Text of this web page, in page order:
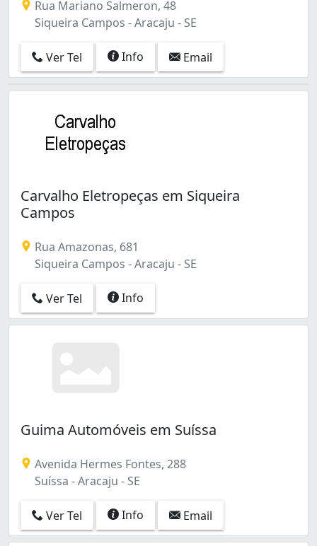
Rua Mariano Salmeron, 48
Siqueira Campos - Aracaju - SE
Ver Tel Info Email
Carvalho Eletropeças em Siqueira
Campos
Rua Amazonas, 681
Siqueira Campos - Aracaju - SE
Ver Tel Info
Guima Automóveis em Suíssa
Avenida Hermes Fontes, 288
Suíssa - Aracaju - SE
Ver Tel Info Email